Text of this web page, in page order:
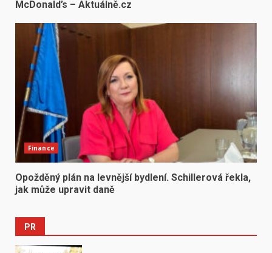
McDonald’s – Aktuálně.cz
Finance
Opožděný plán na levnější bydlení. Schillerová řekla,
jak může upravit daně
PR